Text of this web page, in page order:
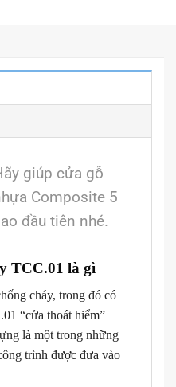
giúp cửa gỗ
Composite 5
đầu tiên nhé.
TCC.01 là gì
cháy, trong đó có
“cửa thoát hiểm”
là một trong những
trình được đưa vào